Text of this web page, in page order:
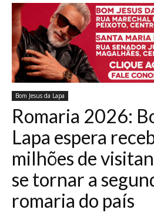
Bom Jesus da Lapa
Romaria 2026:
Lapa espera
milhões de
se tornar a
romaria do país